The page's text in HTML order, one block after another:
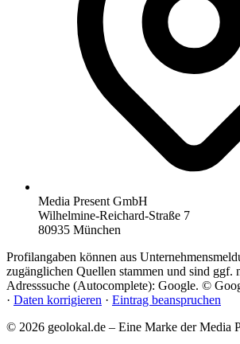
Media Present GmbH
Wilhelmine-Reichard-Straße 7
80935 München
Profilangaben können aus
zugänglichen Quellen stammen und sind ggf.
Adresssuche (Autocomplete): Google. ©
· Daten korrigieren · Eintrag beanspruchen
© 2026 geolokal.de – Eine Marke der Media